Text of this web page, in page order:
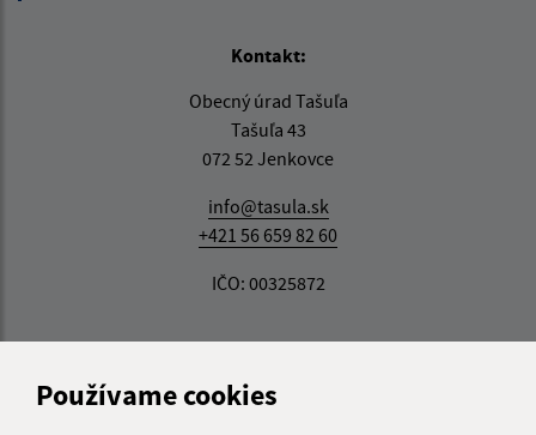
Používame cookies
Kontakt:
Obecný úrad Tašuľa
Tašuľa 43
072 52 Jenkovce
info@tasula.sk
+421 56 659 82 60
IČO: 00325872